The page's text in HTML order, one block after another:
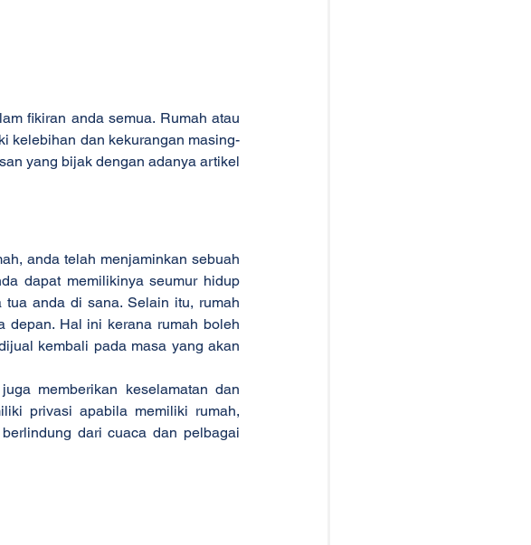
fikiran anda semua. Rumah atau
kelebihan dan kekurangan masing-
yang bijak dengan adanya artikel
anda telah menjaminkan sebuah
dapat memilikinya seumur hidup
anda di sana. Selain itu, rumah
depan. Hal ini kerana rumah boleh
kembali pada masa yang akan
memberikan keselamatan dan
privasi apabila memiliki rumah,
dari cuaca dan pelbagai